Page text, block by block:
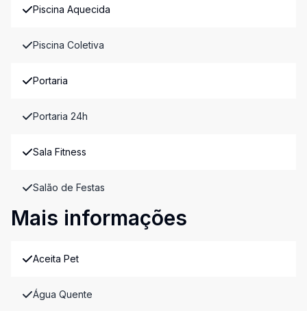
Piscina Aquecida
Piscina Coletiva
Portaria
Portaria 24h
Sala Fitness
Salão de Festas
Mais informações
Aceita Pet
Água Quente